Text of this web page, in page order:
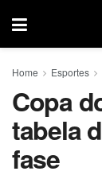
Home Esportes
Copa
tabela
fase